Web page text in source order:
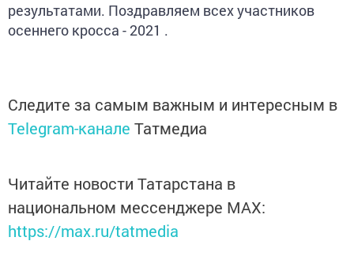
результатами. Поздравляем всех участников
осеннего кросса - 2021 .
Следите за самым важным и интересным в
Telegram-канале Татмедиа
Читайте новости Татарстана в
национальном мессенджере MАХ:
https://max.ru/tatmedia